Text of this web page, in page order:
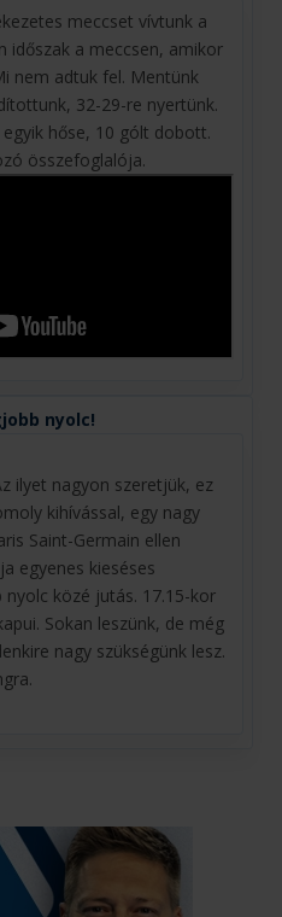
meccset vívtunk a
időszak a meccsen, amikor
nem adtuk fel. Mentünk
32-29-re nyertünk.
hőse, 10 gólt dobott.
összefoglalója.
nyolc!
ilyet nagyon szeretjük, ez
kihívással, egy nagy
Saint-Germain ellen
egyenes kieséses
közé jutás. 17.15-kor
Sokan leszünk, de még
nagy szükségünk lesz.